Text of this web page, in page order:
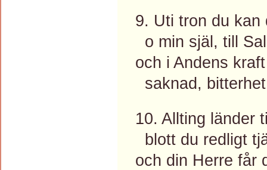
9. Uti tron du kan
o min själ, till
och i Andens
saknad,
10. Allting länder
blott du redligt
och din Herre får